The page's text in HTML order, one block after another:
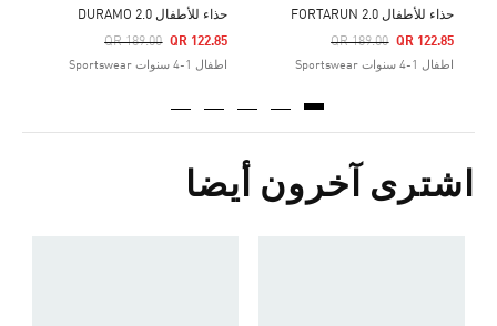
حذاء للأطفال FORTARUN 2.0
Price Reduced From
QR 189.00
To QR 122.85
اطفال 1-4 سنوات Sportswear
حذاء للأطفال DURAMO 2.0
Price Reduced From
QR 189.00
To QR 122.85
اطفال 1-4 سنوات Sportswear
اشترى آخرون أيضا